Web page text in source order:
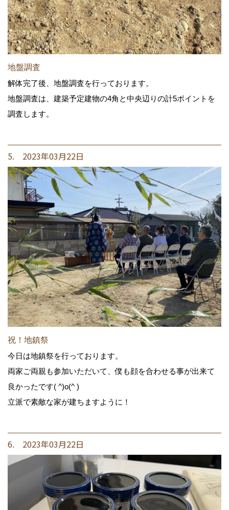
地盤調査
解体完了後、地盤調査を行っております。
地盤調査は、建築予定建物の4角と中央辺りの計5ポイントを
調査します。
5. 2023年03月22日
祝！地鎮祭
今日は地鎮祭を行っております。
両家ご両親も参加いただいて、僕も顔を合わせる事が出来て
良かったです( ^)o(^ )
立派で素敵な家が建ちますように！
6. 2023年03月22日